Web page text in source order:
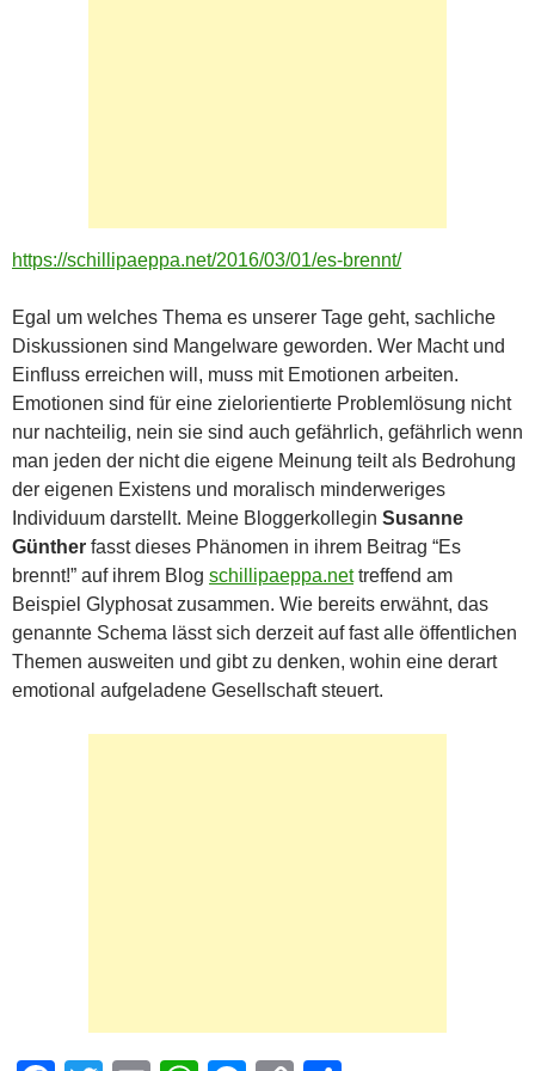
https://schillipaeppa.net/2016/03/01/es-brennt/
Egal um welches Thema es unserer Tage geht, sachliche
Diskussionen sind Mangelware geworden. Wer Macht und
Einfluss erreichen will, muss mit Emotionen arbeiten.
Emotionen sind für eine zielorientierte Problemlösung nicht
nur nachteilig, nein sie sind auch gefährlich, gefährlich wenn
man jeden der nicht die eigene Meinung teilt als Bedrohung
der eigenen Existens und moralisch minderweriges
Individuum darstellt. Meine Bloggerkollegin Susanne
Günther fasst dieses Phänomen in ihrem Beitrag “Es
brennt!” auf ihrem Blog schillipaeppa.nettreffend am
Beispiel Glyphosat zusammen. Wie bereits erwähnt, das
genannte Schema lässt sich derzeit auf fast alle öffentlichen
Themen ausweiten und gibt zu denken, wohin eine derart
emotional aufgeladene Gesellschaft steuert.